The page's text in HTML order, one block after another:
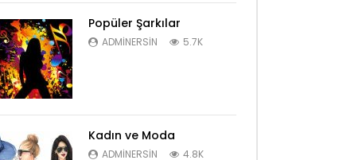
Popüler Şarkılar
ADMINERSIN 5.7K
Kadın ve Moda
ADMINERSIN 4.8K